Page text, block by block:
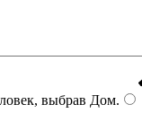
выбрав Дом.